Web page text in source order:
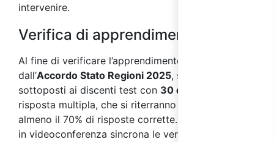
intervenire.
Verifica di apprendimento
Al fine di verificare l’apprendimento, come previsto
dall’Accordo Stato Regioni 2025, saranno
sottoposti ai discenti test con 30 domande
risposta multipla, che si riterranno superati con
almeno il 70% di risposte corrette. Nei corsi svolti
in videoconferenza sincrona le verifiche di